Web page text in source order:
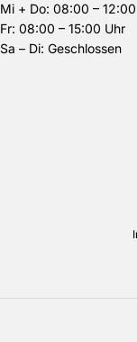
Mi + Do: 08:00 –
Fr: 08:00 – 15:00 Uhr
Sa – Di: Geschlossen